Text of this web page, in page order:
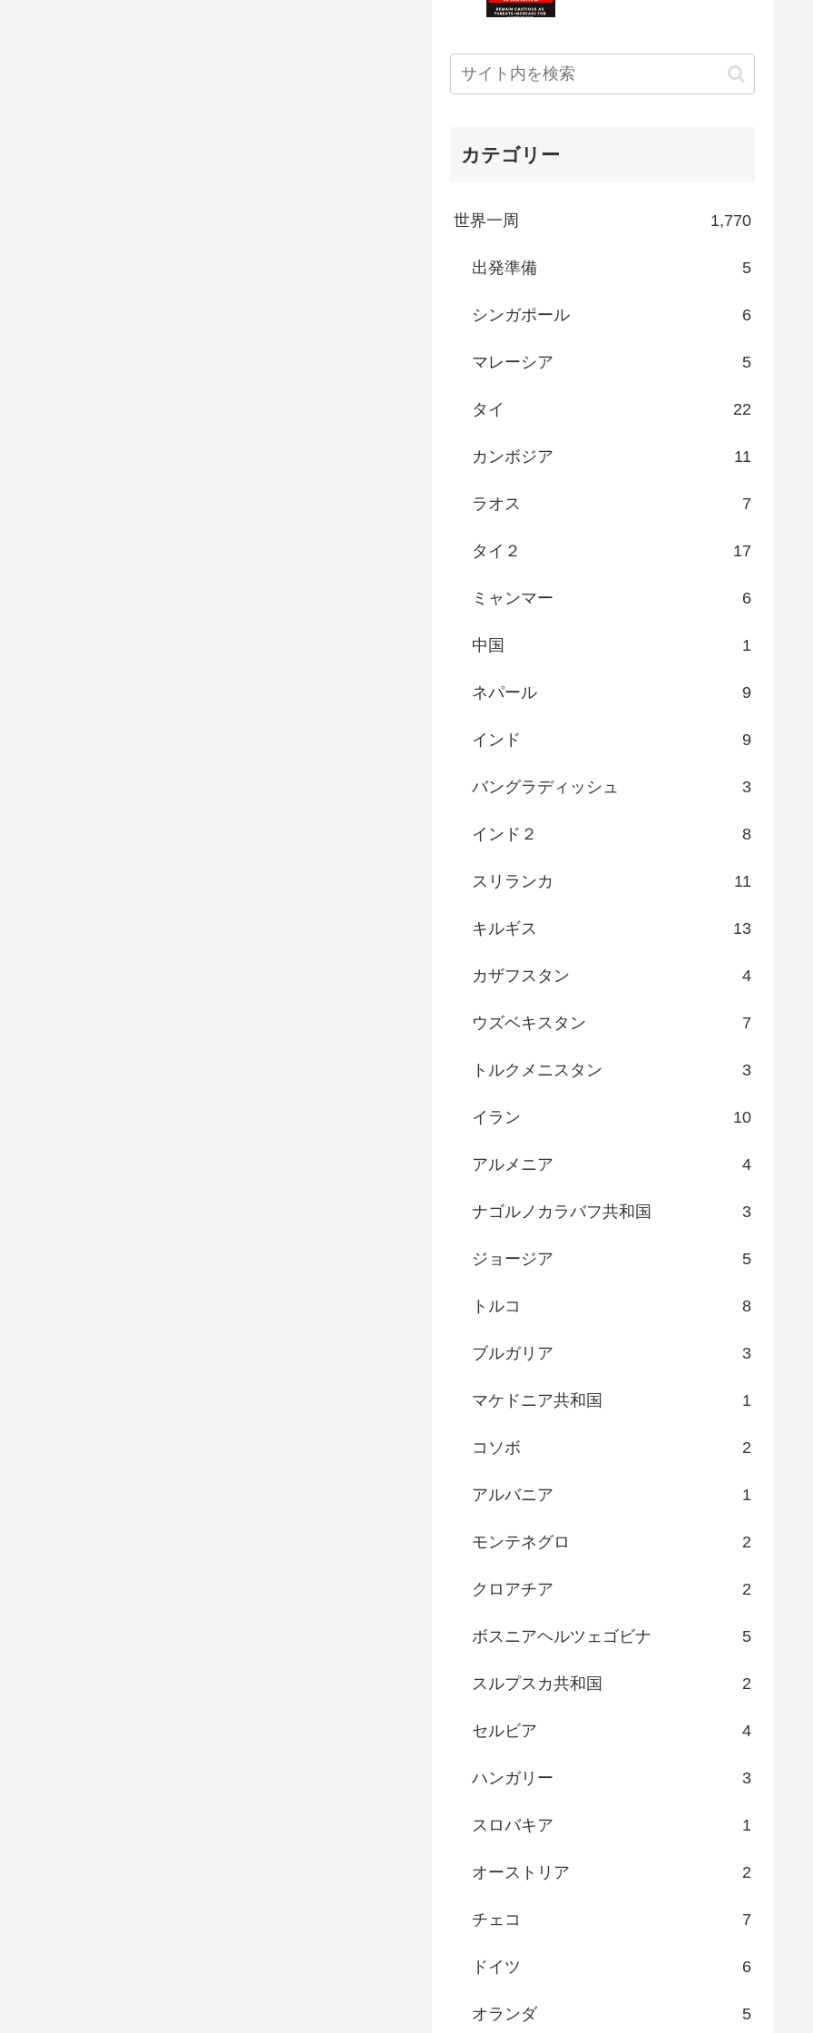
カテゴリー
世界一周 1,770
出発準備 5
シンガポール 6
マレーシア 5
タイ 22
カンボジア 11
ラオス 7
タイ２ 17
ミャンマー 6
中国 1
ネパール 9
インド 9
バングラディッシュ 3
インド２ 8
スリランカ 11
キルギス 13
カザフスタン 4
ウズベキスタン 7
トルクメニスタン 3
イラン 10
アルメニア 4
ナゴルノカラバフ共和国 3
ジョージア 5
トルコ 8
ブルガリア 3
マケドニア共和国 1
コソボ 2
アルバニア 1
モンテネグロ 2
クロアチア 2
ボスニアヘルツェゴビナ 5
スルプスカ共和国 2
セルビア 4
ハンガリー 3
スロバキア 1
オーストリア 2
チェコ 7
ドイツ 6
オランダ 5